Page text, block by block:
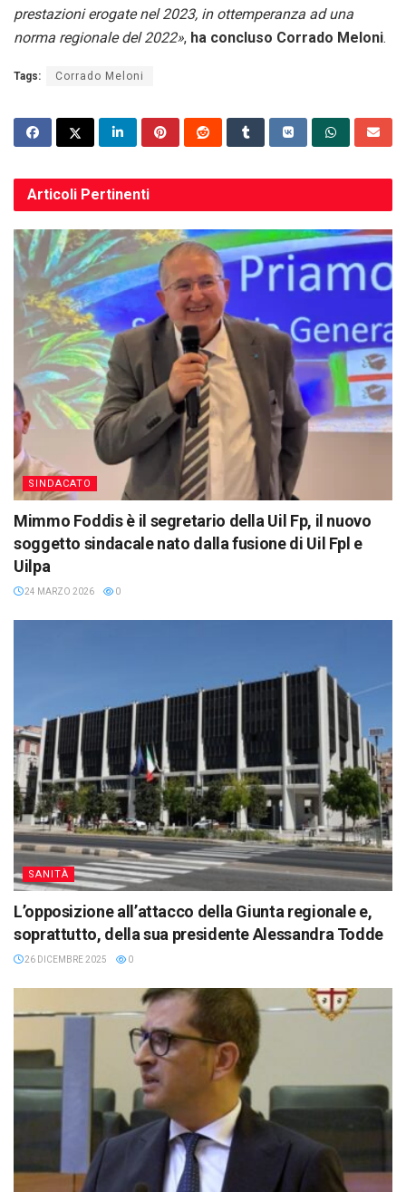
prestazioni erogate nel 2023, in ottemperanza ad una
norma regionale del 2022», ha concluso Corrado Meloni.
Tags: Corrado Meloni
Articoli Pertinenti
SINDACATO
Mimmo Foddis è il segretario della Uil Fp, il nuovo
soggetto sindacale nato dalla fusione di Uil Fpl e
Uilpa
24 MARZO 2026 0
SANITÀ
L’opposizione all’attacco della Giunta regionale e,
soprattutto, della sua presidente Alessandra Todde
26 DICEMBRE 2025 0